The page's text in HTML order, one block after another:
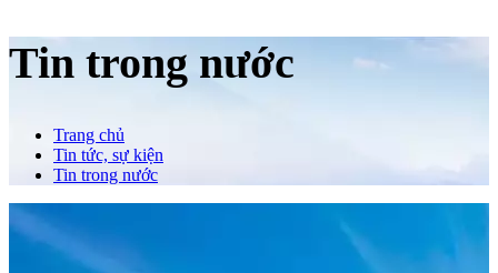
Tin trong nước
Trang chủ
Tin tức, sự kiện
Tin trong nước